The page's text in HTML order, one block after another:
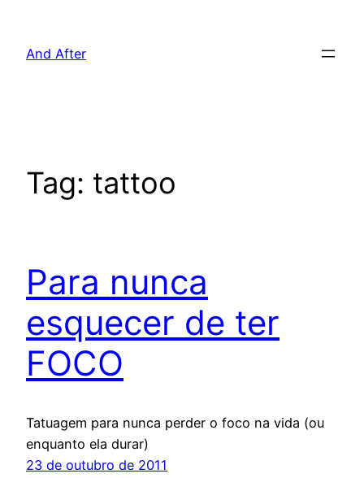
And After
Tag: tattoo
Para nunca
esquecer de ter
FOCO
Tatuagem para nunca perder o foco na vida (ou
enquanto ela durar)
23 de outubro de 2011